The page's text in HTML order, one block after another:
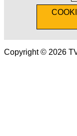
Copyright © 2026